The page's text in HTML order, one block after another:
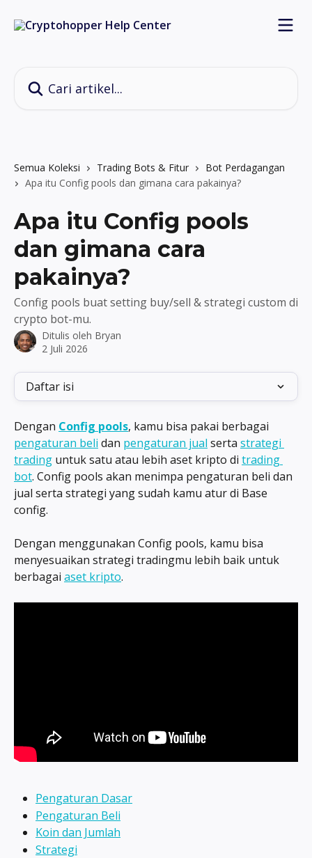
Semua Koleksi Trading Bots & Fitur
Bot Perdagangan
Apa itu Config pools dan gimana cara pakainya?
Apa itu Config pools
dan gimana cara
pakainya?
Config pools buat setting buy/sell & strategi custom di
crypto bot-mu.
Ditulis oleh Bryan
2 Juli 2026
Daftar isi
Dengan Config pools, kamu bisa pakai berbagai
pengaturan beli dan pengaturan jual serta strategi
trading untuk satu atau lebih aset kripto di trading
bot. Config pools akan menimpa pengaturan beli dan
jual serta strategi yang sudah kamu atur di Base
config.
Dengan menggunakan Config pools, kamu bisa
menyesuaikan strategi tradingmu lebih baik untuk
berbagai aset kripto.
Pengaturan Dasar
Pengaturan Beli
Koin dan Jumlah
Strategi